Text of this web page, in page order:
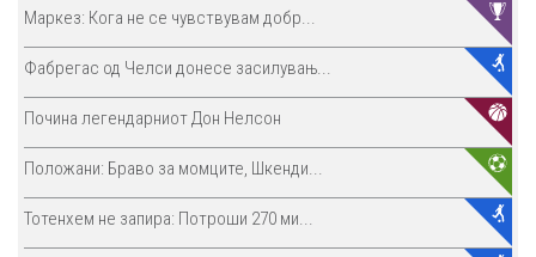
Маркез: Кога не се чувствувам добр...
Фабрегас од Челси донесе засилувањ...
Почина легендарниот Дон Нелсон
Положани: Браво за момците, Шкенди...
Тотенхем не запира: Потроши 270 ми...